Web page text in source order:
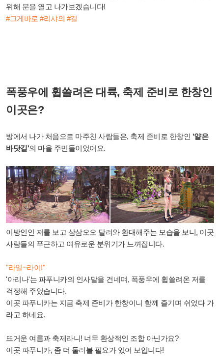
위해 문을 열고 나가보겠습니다!
#그게바로 #리샤의 #길
폭풍우에 휩쓸려온 대륙, 축제 준비로 한창인
이곳은?
방에서 나가 처음으로 마주친 사람들은, 축제 준비로 한창인 '얕은
바닷길'의 마을 주민들이었어요.
이방인인 저를 보고 삼삼오오 달려와 환대해주는 모습을 보니, 이곳
사람들의 푸근하고 여유로운 분위기가 느껴집니다.
"라일~라이!"
'아리나'는 파푸니카의 인사말을 건네며, 폭풍우에 휩쓸려온 저를
걱정해 주었습니다.
이곳 파푸니카는 지금 축제 준비가 한창이니 함께 즐기며 쉬었다 가
라고 하네요.
뜨거운 여름과 축제라니! 너무 환상적인 조합 아닌가요?
이곳 파푸니카, 좀 더 둘러볼 필요가 있어 보입니다!